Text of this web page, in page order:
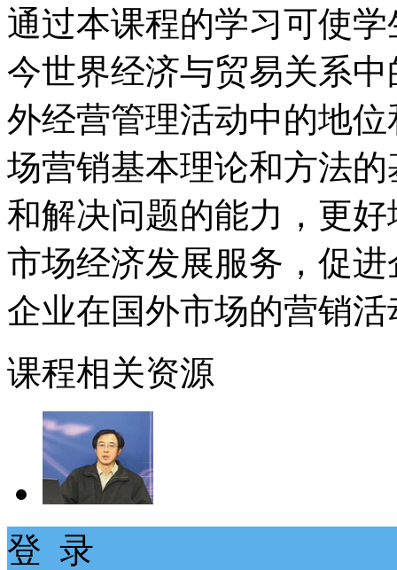
通过本课程的学习可使
今世界经济与贸易关系
外经营管理活动中的地
场营销基本理论和方法
和解决问题的能力，更
市场经济发展服务，促
企业在国外市场的营销
课程相关资源
登 录